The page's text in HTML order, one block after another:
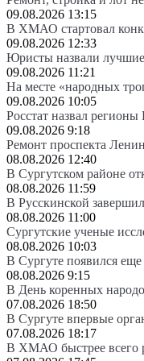
09.08.2026 13:15
В ХМАО стартовал
09.08.2026 12:33
Юристы назвали
09.08.2026 11:21
На месте «народных
09.08.2026 10:05
Росстат назвал
09.08.2026 9:18
Ремонт проспекта
08.08.2026 12:40
В Сургутском районе
08.08.2026 11:59
В Русскинской
08.08.2026 11:00
Сургутские ученые
08.08.2026 10:03
В Сургуте появился еще
08.08.2026 9:15
В День коренных
07.08.2026 18:50
В Сургуте впервые
07.08.2026 18:17
В ХМАО быстрее всего